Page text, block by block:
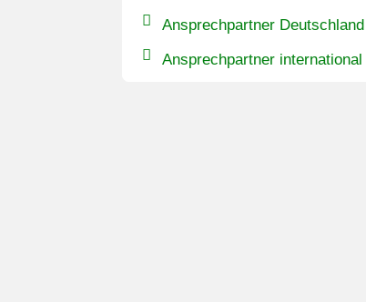
Ansprechpartner Deutschland
Ansprechpartner international